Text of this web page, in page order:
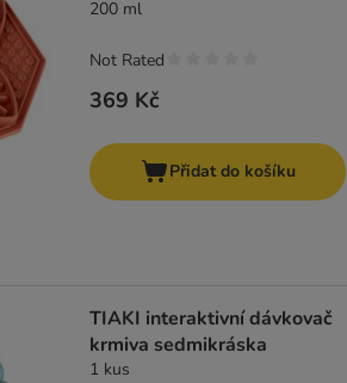
200 ml
369 Kč
Not Rated
Přidat do košíku
TIAKI interaktivní dávkovač
krmiva sedmikráska
1 kus